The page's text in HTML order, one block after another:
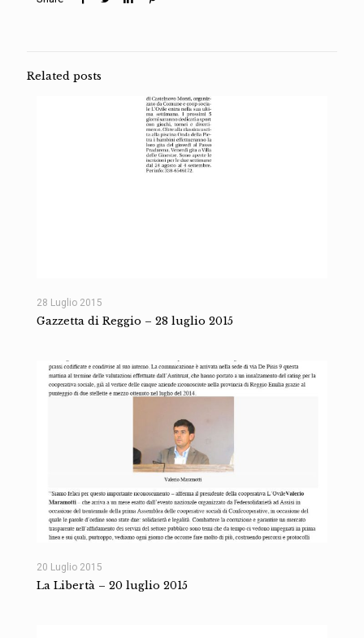
Related posts
28 Luglio 2015
Gazzetta di Reggio – 28 luglio 2015
20 Luglio 2015
La Libertà – 20 luglio 2015